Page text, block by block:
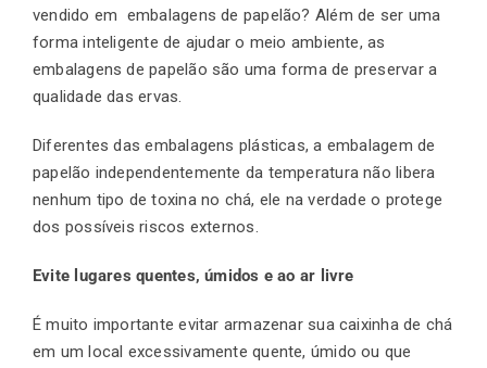
vendido em embalagens de papelão? Além de ser uma
forma inteligente de ajudar o meio ambiente, as
embalagens de papelão são uma forma de preservar a
qualidade das ervas.
Diferentes das embalagens plásticas, a embalagem de
papelão independentemente da temperatura não libera
nenhum tipo de toxina no chá, ele na verdade o protege
dos possíveis riscos externos.
Evite lugares quentes, úmidos e ao ar livre
É muito importante evitar armazenar sua caixinha de chá
em um local excessivamente quente, úmido ou que